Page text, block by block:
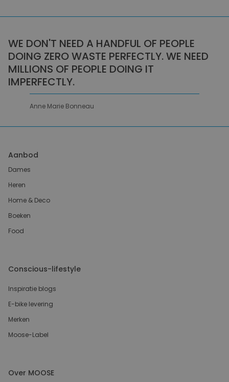
WE DON'T NEED A HANDFUL OF PEOPLE
DOING ZERO WASTE PERFECTLY. WE NEED
MILLIONS OF PEOPLE DOING IT
IMPERFECTLY.
Anne Marie Bonneau
Aanbod
Dames
Heren
Home & Deco
Boeken
Food
Conscious-lifestyle
Inspiratie blogs
E-bike levering
Merken
Moose-Label
Over MOOSE